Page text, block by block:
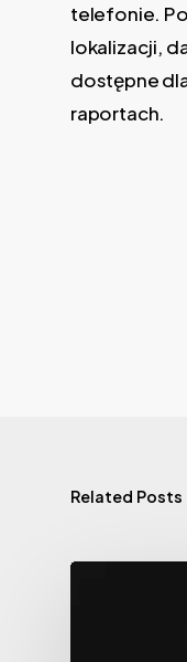
telefonie.
lokalizacji,
dostępne
raportach.
Related Posts